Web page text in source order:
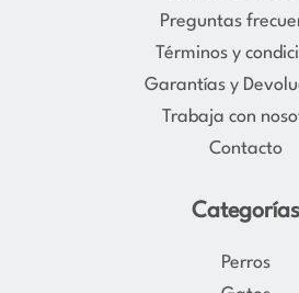
r
a
m
o
k
Preguntas
Términos y
Garantías y
Trabaja con
Contacto
Categorías
Perros